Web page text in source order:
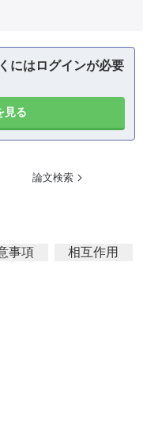
にはログインが必要
見る
論文検索
事項
相互作用